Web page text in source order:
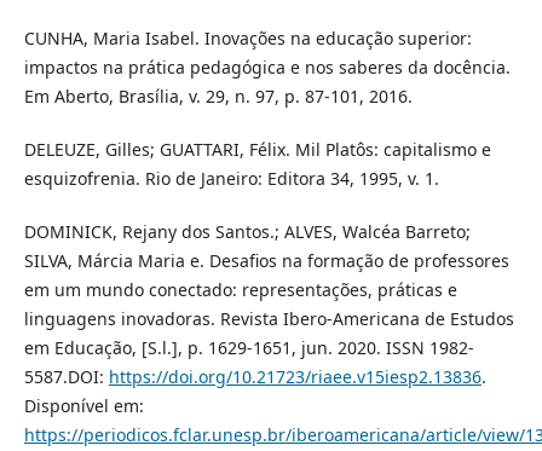
CUNHA, Maria Isabel. Inovações na educação superior:
impactos na prática pedagógica e nos saberes da docência.
Em Aberto, Brasília, v. 29, n. 97, p. 87-101, 2016.
DELEUZE, Gilles; GUATTARI, Félix. Mil Platôs: capitalismo e
esquizofrenia. Rio de Janeiro: Editora 34, 1995, v. 1.
DOMINICK, Rejany dos Santos.; ALVES, Walcéa Barreto;
SILVA, Márcia Maria e. Desafios na formação de professores
em um mundo conectado: representações, práticas e
linguagens inovadoras. Revista Ibero-Americana de Estudos
em Educação, [S.l.], p. 1629-1651, jun. 2020. ISSN 1982-
5587.DOI: https://doi.org/10.21723/riaee.v15iesp2.13836.
Disponível em:
https://periodicos.fclar.unesp.br/iberoamericana/article/view/